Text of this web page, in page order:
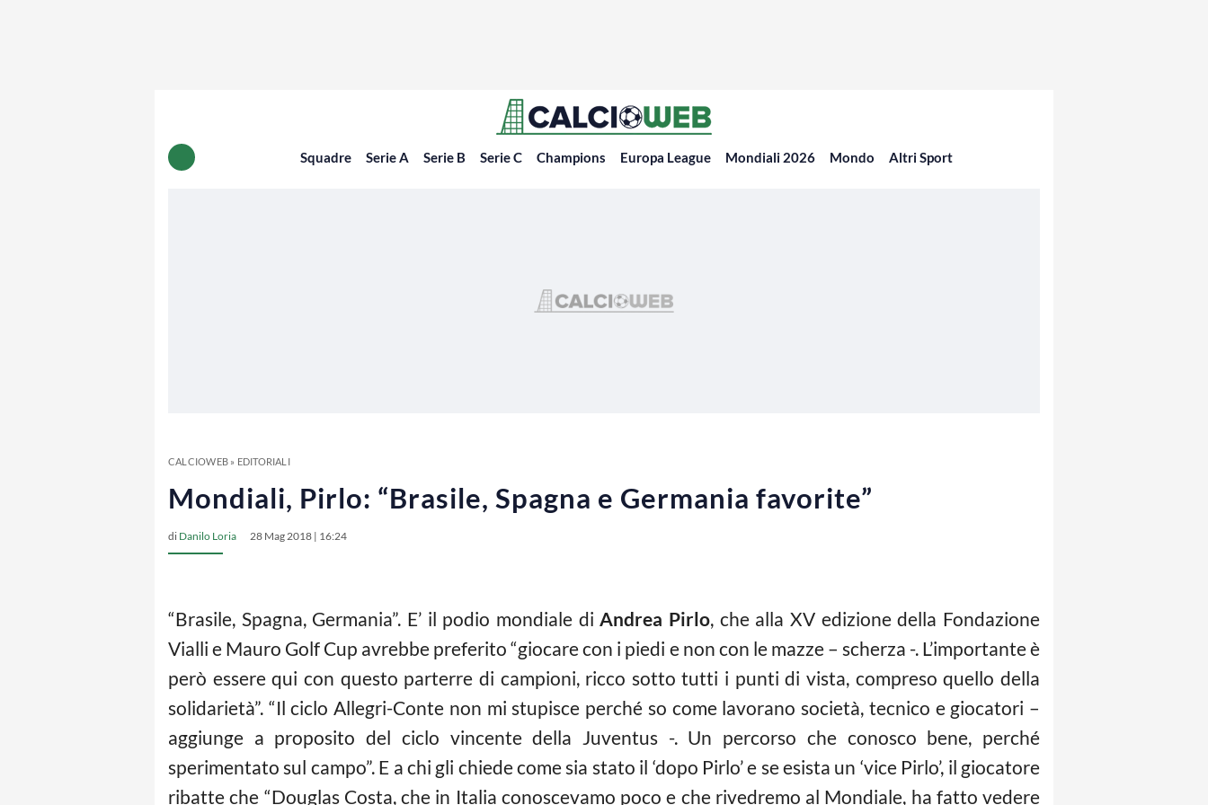
Squadre Serie A Serie B Serie C Champions Europa League Mondiali 2026 Mondo Altri Sport
CALCIOWEB» EDITORIALI
Mondiali, Pirlo: “Brasile, Spagna e Germania favorite”
di Danilo Loria 28 Mag 2018 | 16:24
“Brasile, Spagna, Germania”. E’ il podio mondiale diAndrea Pirlo, che alla XV edizione della Fondazione
Vialli e Mauro Golf Cup avrebbe preferito “giocare con i piedi e non con le mazze – scherza -. L’importante è
però essere qui con questo parterre di campioni, ricco sotto tutti i punti di vista, compreso quello della
solidarietà”. “Il ciclo Allegri-Conte non mi stupisce perché so come lavorano società, tecnico e giocatori –
aggiunge a proposito del ciclo vincente della Juventus -. Un percorso che conosco bene, perché
sperimentato sul campo”. E a chi gli chiede come sia stato il ‘dopo Pirlo’ e se esista un ‘vice Pirlo’, il giocatore
ribatte che “Douglas Costa, che in Italia conoscevamo poco e che rivedremo al Mondiale, ha fatto vedere